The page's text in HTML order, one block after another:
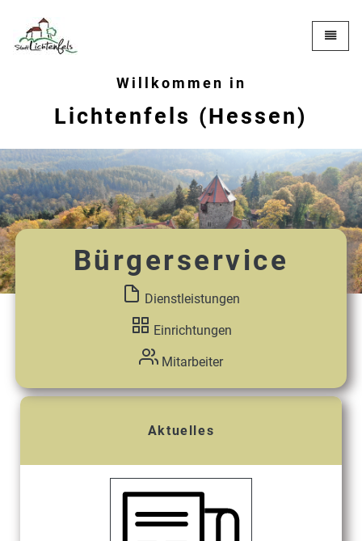
Toggle
Willkommen in
Lichtenfels (Hessen)
Bürgerservice
Dienstleistungen
Einrichtungen
Mitarbeiter
Aktuelles